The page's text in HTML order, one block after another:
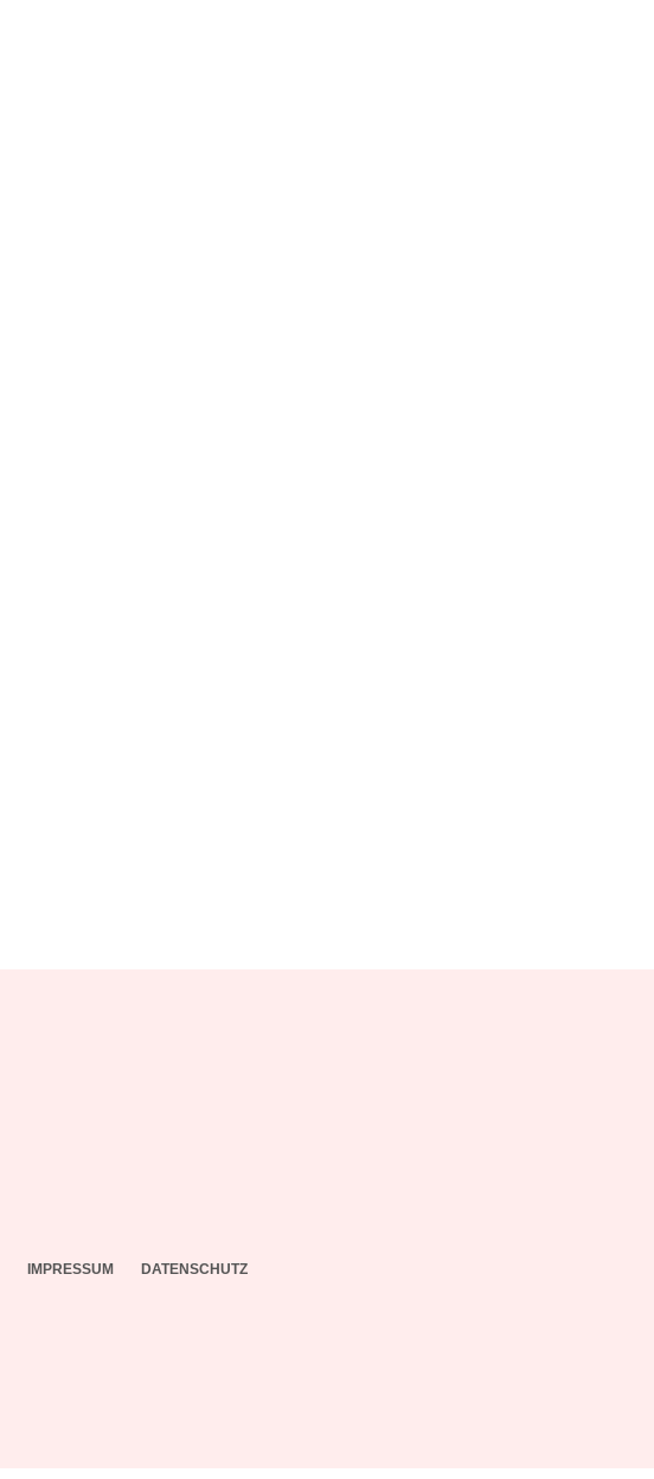
IMPRESSUM DATENSCHUTZ